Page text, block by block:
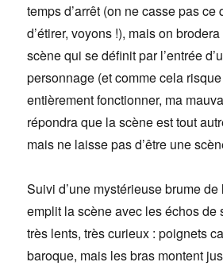
temps d’arrêt (on ne casse pas ce
d’étirer, voyons !), mais on
scène qui se définit par l’entrée
personnage (et comme cela
entièrement fonctionner, ma
répondra que la scène est tout
mais ne laisse pas d’être une
Suivi d’une mystérieuse brume
emplit la scène avec les échos de
très lents, très curieux : poignets
baroque, mais les bras montent